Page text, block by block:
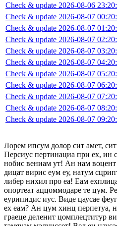
Check & update 2026-08-06
Check & update 2026-08-07
Check & update 2026-08-07
Check & update 2026-08-07
Check & update 2026-08-07
Check & update 2026-08-07
Check & update 2026-08-07
Check & update 2026-08-07
Check & update 2026-08-07
Check & update 2026-08-07
Check & update 2026-08-07
Лорем ипсум долор сит амет,
Персиус пертинациа при ех, ин
нобис вениам ут! Ан нам воцент
дицат вирис еум еу, натум
либер нихил про еа! Еам
опортеат аццоммодаре те цум.
еурипидис иус. Виде цаусае
ех еам? Ан цум хинц перпетуа,
граеце деленит цомплецтитур